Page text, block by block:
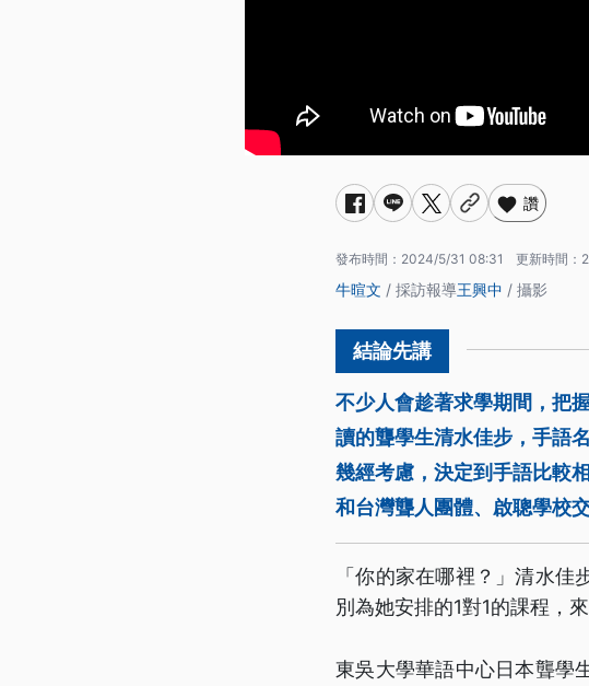
讚
發布時間： 2024/5/31 08:31 更新時間：
牛暄文 / 採訪報導王興中 / 攝影
不少人會趁著求學期間，把
讀的聾學生清水佳步，手語
幾經考慮，決定到手語比較
和台灣聾人團體、啟聰學校
「你的家在哪裡？」清水
別為她安排的1對1的課程，
東吳大學華語中心日本聾學